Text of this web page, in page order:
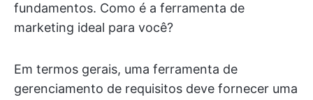
fundamentos. Como é a ferramenta de
marketing ideal para você?
Em termos gerais, uma ferramenta de
gerenciamento de requisitos deve fornecer uma